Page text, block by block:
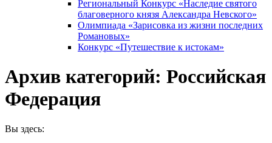
Региональный Конкурс «Наследие святого
благоверного князя Александра Невского»
Олимпиада «Зарисовка из жизни последних
Романовых»
Конкурс «Путешествие к истокам»
Архив категорий: Российская
Федерация
Вы здесь: